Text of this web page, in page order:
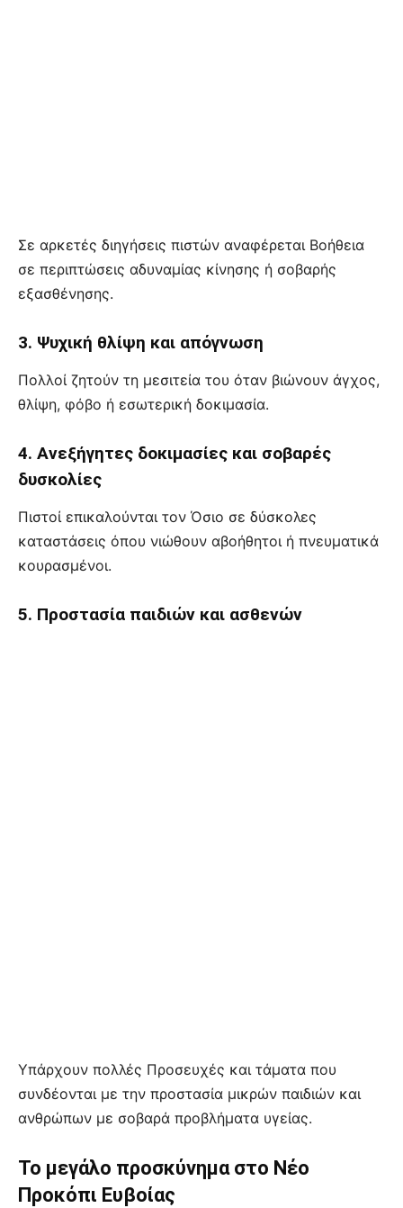
Σε αρκετές διηγήσεις πιστών αναφέρεται Βοήθεια
σε περιπτώσεις αδυναμίας κίνησης ή σοβαρής
εξασθένησης.
3. Ψυχική θλίψη και απόγνωση
Πολλοί ζητούν τη μεσιτεία του όταν βιώνουν άγχος,
θλίψη, φόβο ή εσωτερική δοκιμασία.
4. Ανεξήγητες δοκιμασίες και σοβαρές
δυσκολίες
Πιστοί επικαλούνται τον Όσιο σε δύσκολες
καταστάσεις όπου νιώθουν αβοήθητοι ή πνευματικά
κουρασμένοι.
5. Προστασία παιδιών και ασθενών
Υπάρχουν πολλές Προσευχές και τάματα που
συνδέονται με την προστασία μικρών παιδιών και
ανθρώπων με σοβαρά προβλήματα υγείας.
Το μεγάλο προσκύνημα στο Νέο
Προκόπι Ευβοίας